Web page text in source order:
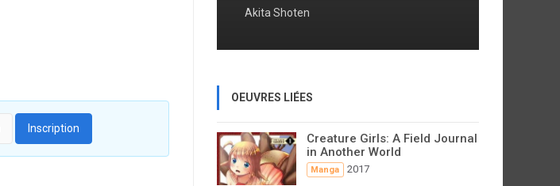
Inscription
Akita Shoten
OEUVRES LIÉES
Creature Girls: A Field Journal
in Another World
Manga 2017